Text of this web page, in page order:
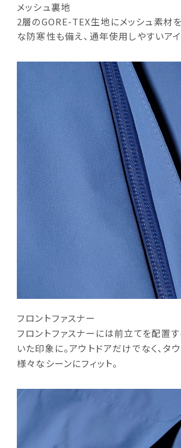
メッシュ裏地
2層のGORE-TEX生地にメッシュ素材
な防寒性も備え、通年使用しやすいアイ
フロントファスナー
フロントファスナーには前立てを配置す
いた印象に。アウトドアだけでなく、タ
様々なシーンにフィット。